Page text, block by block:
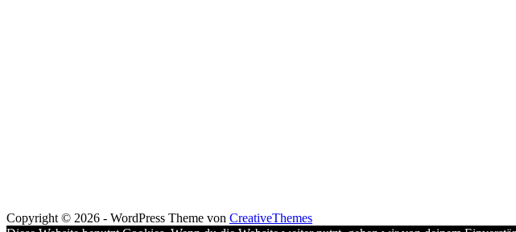
Copyright © 2026 - WordPress Theme von CreativeThemes